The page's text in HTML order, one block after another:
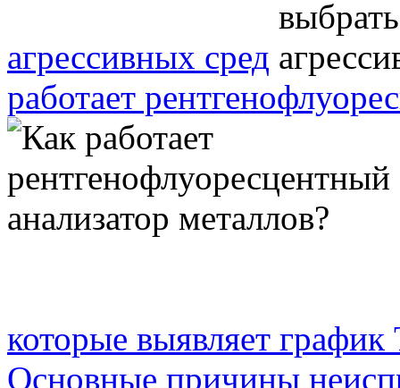
агрессивных сред
работает
которые выявляет
Основные причины